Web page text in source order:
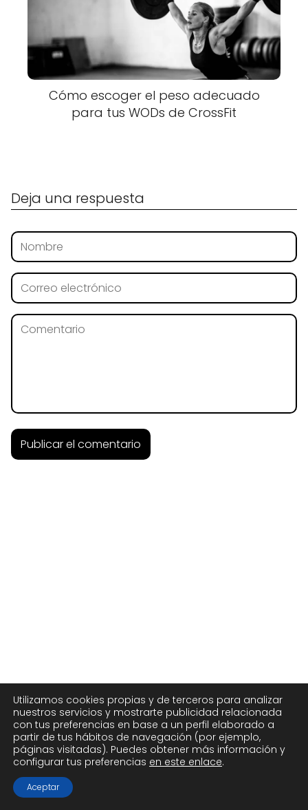
Cómo escoger el peso adecuado
para tus WODs de CrossFit
Deja una respuesta
Utilizamos cookies propias y de terceros para analizar
nuestros servicios y mostrarte publicidad relacionada
con tus preferencias en base a un perfil elaborado a
partir de tus hábitos de navegación (por ejemplo,
páginas visitadas). Puedes obtener más información y
configurar tus preferencias en este enlace.
Aceptar